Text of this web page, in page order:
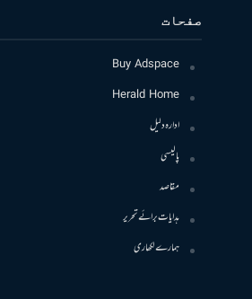
صفحات
Buy Adspace
Herald Home
ادارہ دلیل
پالیسی
مقاصد
ہدایات برائے تحریر
ہمارے لکھاری